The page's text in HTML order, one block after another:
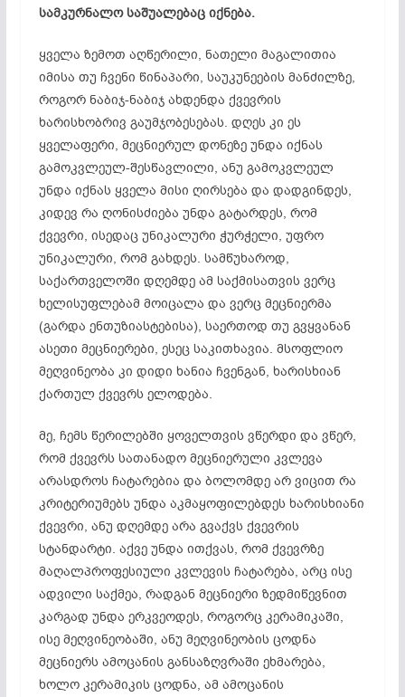
სამკურნალო საშუალებაც იქნება.
ყველა ზემოთ აღწერილი, ნათელი მაგალითია
იმისა თუ ჩვენი წინაპარი, საუკუნეების მანძილზე,
როგორ ნაბიჯ-ნაბიჯ ახდენდა ქვევრის
ხარისხობრივ გაუმჯობესებას. დღეს კი ეს
ყველაფერი, მეცნიერულ დონეზე უნდა იქნას
გამოკვლეულ-შესწავლილი, ანუ გამოკვლეულ
უნდა იქნას ყველა მისი ღირსება და დადგინდეს,
კიდევ რა ღონისძიება უნდა გატარდეს, რომ
ქვევრი, ისედაც უნიკალური ჭურჭელი, უფრო
უნიკალური, რომ გახდეს. სამწუხაროდ,
საქართველოში დღემდე ამ საქმისათვის ვერც
ხელისუფლებამ მოიცალა და ვერც მეცნიერმა
(გარდა ენთუზიასტებისა), საერთოდ თუ გვყვანან
ასეთი მეცნიერები, ესეც საკითხავია. მსოფლიო
მეღვინეობა კი დიდი ხანია ჩვენგან, ხარისხიან
ქართულ ქვევრს ელოდება.
მე, ჩემს წერილებში ყოველთვის ვწერდი და ვწერ,
რომ ქვევრს სათანადო მეცნიერული კვლევა
არასდროს ჩატარებია და ბოლომდე არ ვიცით რა
კრიტერიუმებს უნდა აკმაყოფილებდეს ხარისხიანი
ქვევრი, ანუ დღემდე არა გვაქვს ქვევრის
სტანდარტი. აქვე უნდა ითქვას, რომ ქვევრზე
მაღალპროფესიული კვლევის ჩატარება, არც ისე
ადვილი საქმეა, რადგან მეცნიერი ზედმიწევნით
კარგად უნდა ერკვეოდეს, როგორც კერამიკაში,
ისე მეღვინეობაში, ანუ მეღვინეობის ცოდნა
მეცნიერს ამოცანის განსაზღვრაში ეხმარება,
ხოლო კერამიკის ცოდნა, ამ ამოცანის